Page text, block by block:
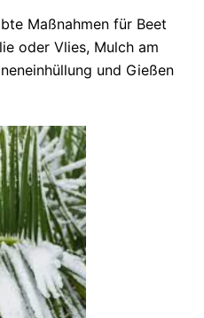
Maßnahmen für Beet
oder Vlies, Mulch am
und Gießen